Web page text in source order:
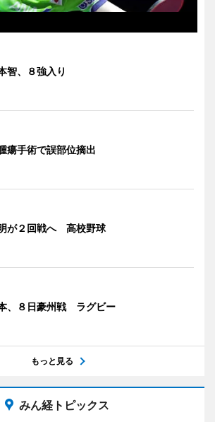
智、８強入り
瘍手術で誤部位摘出
が２回戦へ 高校野球
、８日豪州戦 ラグビー
もっと見る
みん経トピックス